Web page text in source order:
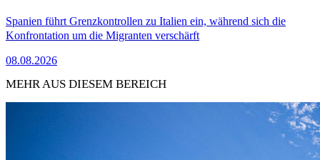
Spanien führt Grenzkontrollen zu Italien ein, während sich die
Konfrontation um die Migranten verschärft
08.08.2026
MEHR AUS DIESEM BEREICH